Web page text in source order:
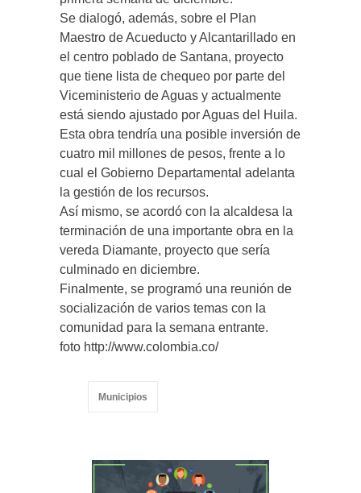
Se dialogó, además, sobre el Plan
Maestro de Acueducto y Alcantarillado en
el centro poblado de Santana, proyecto
que tiene lista de chequeo por parte del
Viceministerio de Aguas y actualmente
está siendo ajustado por Aguas del Huila.
Esta obra tendría una posible inversión de
cuatro mil millones de pesos, frente a lo
cual el Gobierno Departamental adelanta
la gestión de los recursos.
Así mismo, se acordó con la alcaldesa la
terminación de una importante obra en la
vereda Diamante, proyecto que sería
culminado en diciembre.
Finalmente, se programó una reunión de
socialización de varios temas con la
comunidad para la semana entrante.
foto http://www.colombia.co/
Municipios